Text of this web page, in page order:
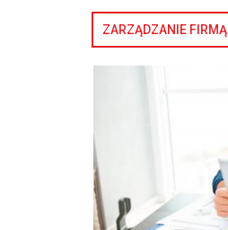
ZARZĄDZANIE FIRMĄ